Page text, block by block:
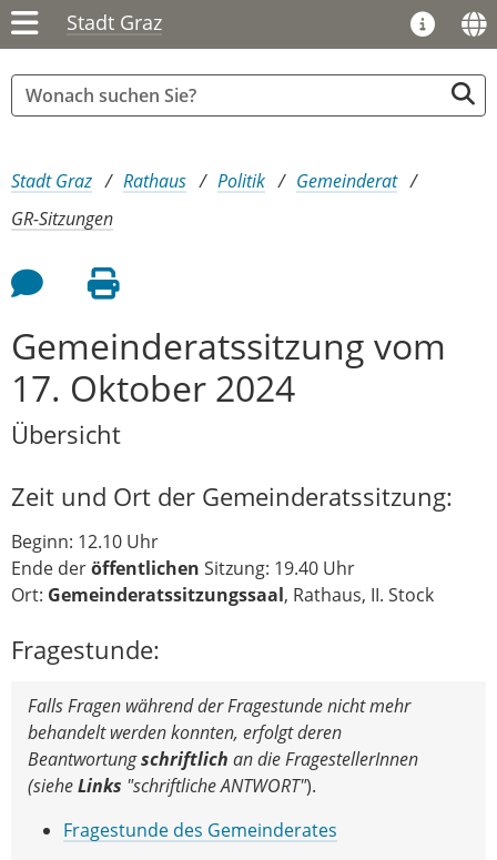
Stadt Graz
Sie sind hier:
Stadt Graz Rathaus Politik
Gemeinderat
GR-Sitzungen
Feedback an Autor
Seite drucken
Gemeinderatssitzung vom
17. Oktober 2024
Übersicht
Zeit und Ort der Gemeinderatssitzung:
Beginn: 12.10 Uhr
Ende deröffentlichen Sitzung: 19.40 Uhr
Ort: Gemeinderatssitzungssaal, Rathaus, II. Stock
Fragestunde:
Falls Fragen während der Fragestunde nicht mehr
behandelt werden konnten, erfolgt deren
Beantwortungschriftlich an die FragestellerInnen
(sieheLinks "schriftliche ANTWORT").
Fragestunde des Gemeinderates